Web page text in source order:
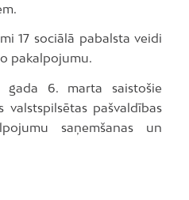
17 sociālā pabalsta veidi
pakalpojumu.
6. marta saistošie
pašvaldības
saņemšanas un